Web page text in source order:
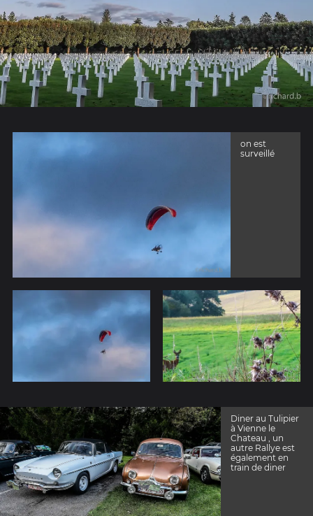
on est
surveillé
Diner au Tulipier
à Vienne le
Chateau , un
autre Rallye est
également en
train de diner